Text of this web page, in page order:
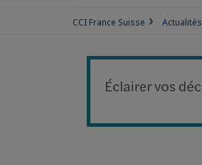
CCI France Suisse Actualités